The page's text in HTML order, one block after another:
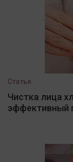
Статья
Чистка лица
эффективный